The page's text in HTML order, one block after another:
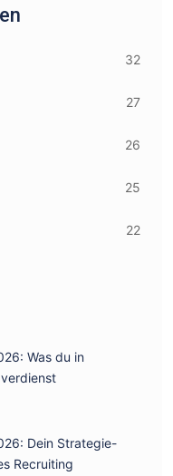
32
27
26
25
22
Was du in
Dein Strategie-
Recruiting